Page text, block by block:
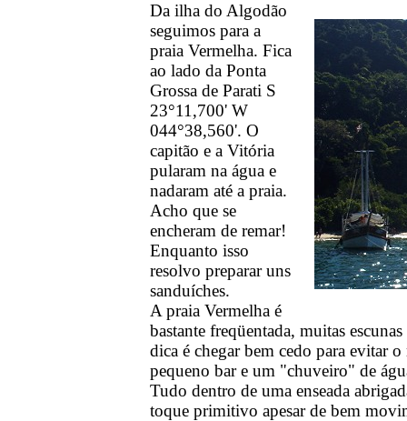
Da ilha do Algodão
seguimos para a
praia Vermelha. Fica
ao lado da Ponta
Grossa de Parati S
23°11,700' W
044°38,560'. O
capitão e a Vitória
pularam na água e
nadaram até a praia.
Acho que se
encheram de remar!
Enquanto isso
resolvo preparar uns
sanduíches.
A praia Vermelha é
bastante freqüentada, muitas
dica é chegar bem cedo para evitar
pequeno bar e um "chuveiro" de
Tudo dentro de uma enseada
toque primitivo apesar de bem